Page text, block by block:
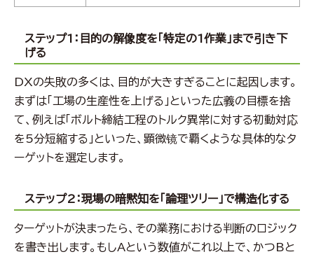
ステップ1：目的の解像度を「特定の1作業」まで引き下
げる
DXの失敗の多くは、目的が大きすぎることに起因します。
まずは「工場の生産性を上げる」といった広義の目標を捨
て、例えば「ボルト締結工程のトルク異常に対する初動対応
を5分短縮する」といった、顕微镜で覇くような具体的なタ
ーゲットを選定します。
ステップ2：現場の暗黙知を「論理ツリー」で構造化する
ターゲットが決まったら、その業務における判断のロジック
を書き出します。もしAという数値がこれ以上で、かつBと